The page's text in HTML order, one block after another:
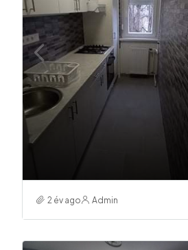
2 év ago Admin